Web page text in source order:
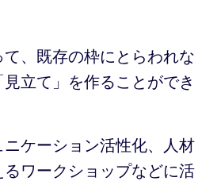
て、既存の枠にとらわれな
立て」を作ることができ
ケーション活性化、人材
ワークショップなどに活